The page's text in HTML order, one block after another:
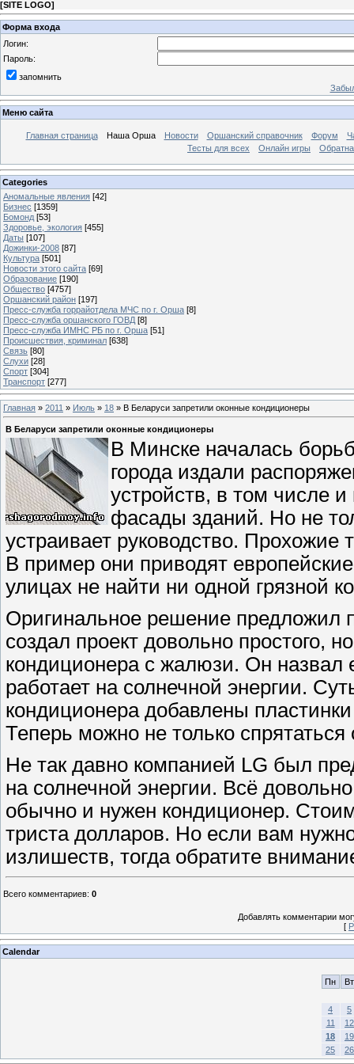
[SITE LOGO]
Форма входа
Логин:
Пароль:
запомнить
Меню сайта
Главная страница Наша Орша Новости Оршанский справочник Форум
Тесты для всех
Онлайн игры
Categories
Аномальные явления [42]
Бизнес [1359]
Бомонд [53]
Здоровье, экология [455]
Даты [107]
Дожинки-2008 [87]
Культура [501]
Новости этого сайта [69]
Образование [190]
Общество [4757]
Оршанский район [197]
Пресс-служба горрайотдела МЧС по г. Орша [8]
Пресс-служба оршанского ГОВД [8]
Пресс-служба ИМНС РБ по г. Орша [51]
Проиcшествия, криминал [638]
Связь [80]
Слухи [28]
Спорт [304]
Транспорт [277]
Главная » 2011 » Июль » 18 » В Беларуси запретили оконные кондиционеры
В Беларуси запретили оконные кондиционеры
В Минске началась
города издали
устройств, в том числе
фасады зданий. Но не
устраивает руководство.
В пример они приводят
улицах не найти ни одной грязной
Оригинальное решение предложил
создал проект довольно простого,
кондиционера с жалюзи. Он назвал
работает на солнечной энергии.
кондиционера добавлены
Теперь можно не только
Не так давно компанией LG был
на солнечной энергии. Всё
обычно и нужен кондиционер.
триста долларов. Но если вам
излишеств, тогда обратите
Всего комментариев: 0
Добавлять комментарии
[
Calendar
Пн Вт
4
5
11
12
18
19
25
26